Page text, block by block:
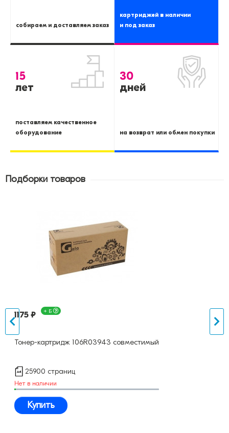
собираем и доставляем заказ
картриджей в наличии
и под заказ
15
лет
поставляем качественное
оборудование
30
дней
на возврат или обмен покупки
Подборки товаров
1175 ₽ + Б
Тонер-картридж 106R03943 совместимый
25900 страниц
Нет в наличии
Купить